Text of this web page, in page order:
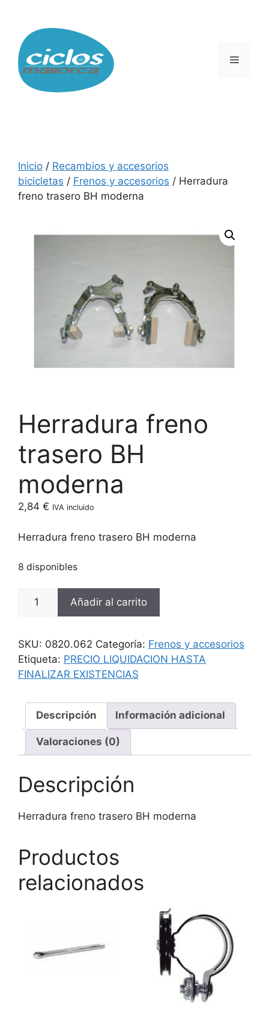
contenido
Menú
Inicio / Recambios y accesorios
bicicletas / Frenos y accesorios / Herradura
freno trasero BH moderna
Herradura freno
trasero BH
moderna
2,84 € IVA incluido
Herradura freno trasero BH moderna
8 disponibles
freno
BH
moderna
cantidad
Añadir al carrito
SKU: 0820.062 Categoría: Frenos y accesorios
Etiqueta: PRECIO LIQUIDACION HASTA
FINALIZAR EXISTENCIAS
Descripción Información adicional
Valoraciones (0)
Descripción
Herradura freno trasero BH moderna
Productos
relacionados